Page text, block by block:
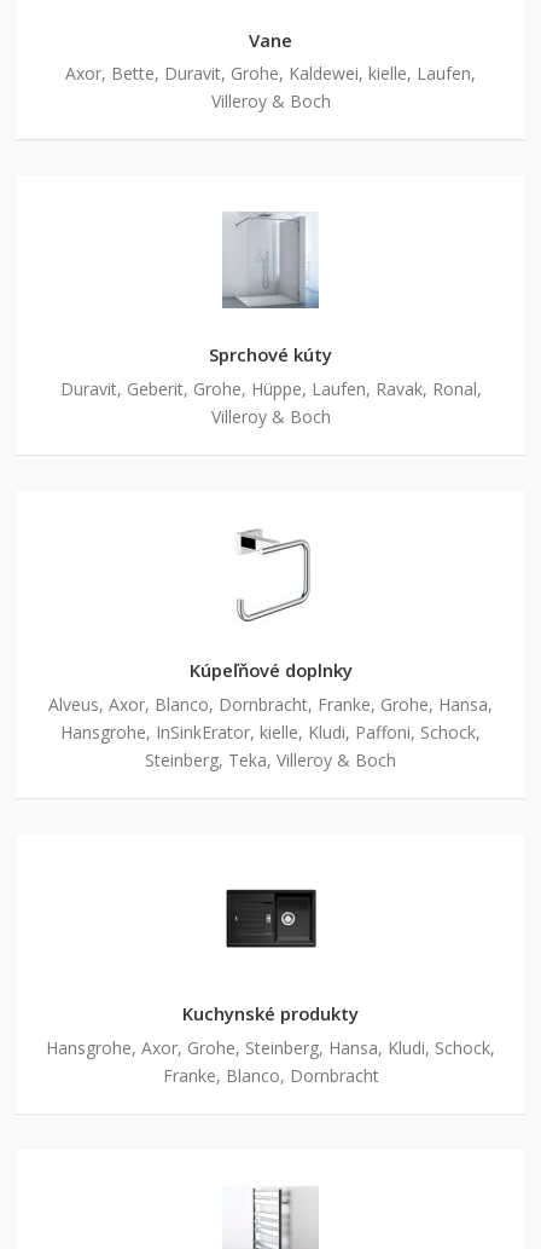
Vane
Axor, Bette, Duravit, Grohe, Kaldewei, kielle, Laufen,
Villeroy & Boch
Sprchové kúty
Duravit, Geberit, Grohe, Hüppe, Laufen, Ravak, Ronal,
Villeroy & Boch
Kúpeľňové doplnky
Alveus, Axor, Blanco, Dornbracht, Franke, Grohe, Hansa,
Hansgrohe, InSinkErator, kielle, Kludi, Paffoni, Schock,
Steinberg, Teka, Villeroy & Boch
Kuchynské produkty
Hansgrohe, Axor, Grohe, Steinberg, Hansa, Kludi, Schock,
Franke, Blanco, Dornbracht